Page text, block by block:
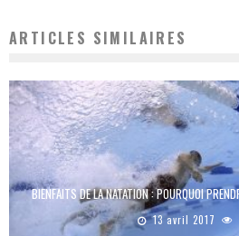
ARTICLES SIMILAIRES
BIENFAITS DE LA NATATION : POURQUOI
13 avril 2017